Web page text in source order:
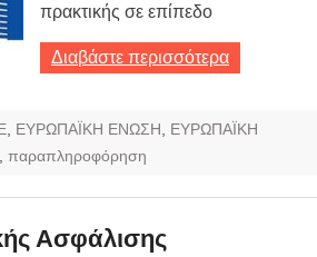
πρακτικής σε επίπεδο
Διαβάστε περισσότερα
ΕΥΡΩΠΑΪΚΗ ΕΝΩΣΗ
ΕΥΡΩΠΑΪΚΗ
παραπληροφόρηση
Ασφάλισης